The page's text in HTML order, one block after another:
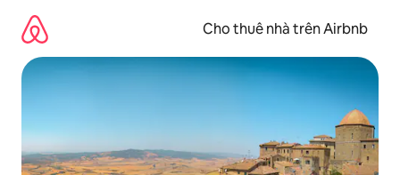
dung
Cho thuê nhà trên Airbnb